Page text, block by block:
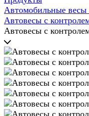
Автомобильные
Автовесы с
Автовесы с